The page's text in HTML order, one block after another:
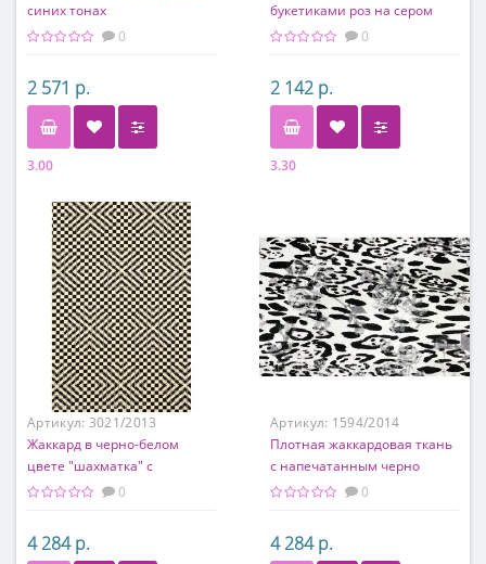
синих тонах
0
2 571 р.
3.00
50 % шерсть, 50 % п/э
букетиками роз на сером
фоне (размер Розы 5 см)
0
2 142 р.
3.30
Артикул: 3021/2013
Жаккард в черно-белом
цвете "шахматка" с
эффектом 3D0
4 284 р.
Артикул: 1594/2014
Плотная жаккардовая ткань
с напечатанным черно
белым принтом.
0
4 284 р.